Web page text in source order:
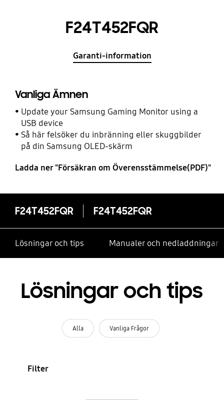
F24T452FQR
Garanti-information
Vanliga Ämnen
Update your Samsung Gaming Monitor using a
USB device
Så här felsöker du inbränning eller skuggbilder
på din Samsung OLED-skärm
Ladda ner "Försäkran om Överensstämmelse(PDF)"
F24T452FQR F24T452FQR
Lösningar och tips Manualer och nedladdningar
Lösningar och tips
Alla Vanliga Frågor
Filter